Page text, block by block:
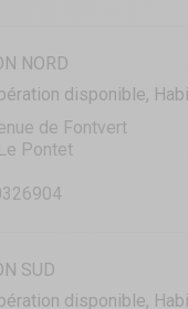
NORD
disponible,
de Fontvert
Pontet
SUD
disponible,